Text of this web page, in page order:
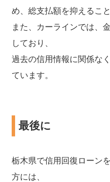
め、総支払額を抑えるこ
また、カーラインでは、
しており、
過去の信用情報に関係な
ています。
最後に
栃木県で信用回復ローン
方には、